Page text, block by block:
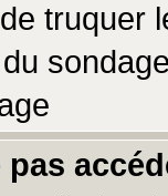
truquer